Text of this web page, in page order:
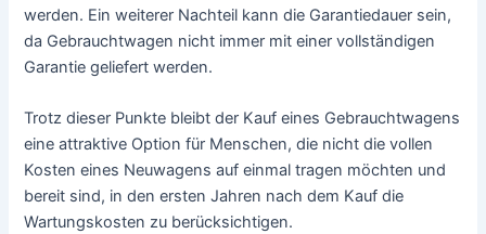
werden. Ein weiterer Nachteil kann die Garantiedauer sein,
da Gebrauchtwagen nicht immer mit einer vollständigen
Garantie geliefert werden.
Trotz dieser Punkte bleibt der Kauf eines Gebrauchtwagens
eine attraktive Option für Menschen, die nicht die vollen
Kosten eines Neuwagens auf einmal tragen möchten und
bereit sind, in den ersten Jahren nach dem Kauf die
Wartungskosten zu berücksichtigen.